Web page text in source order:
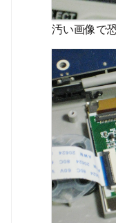
汚い画像で